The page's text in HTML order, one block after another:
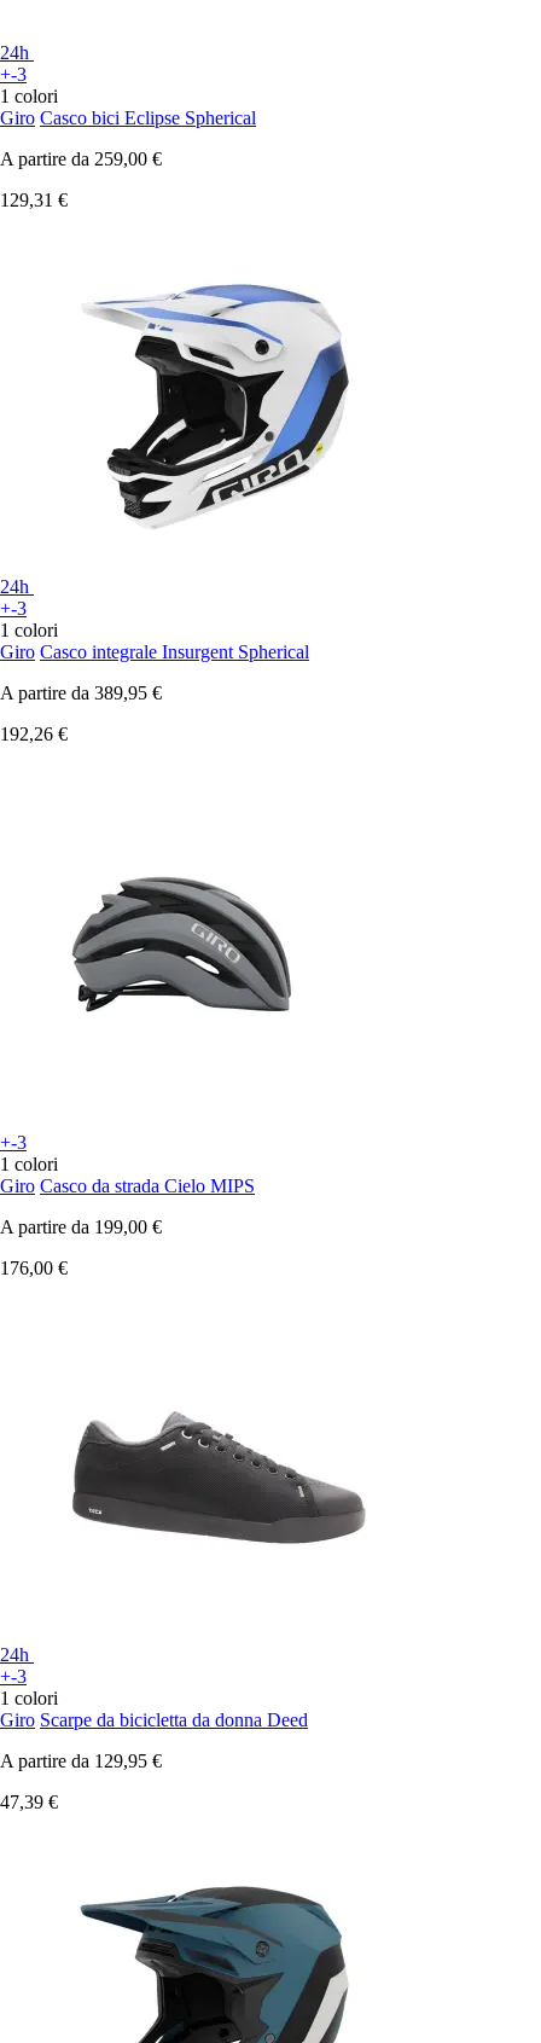
24h
+-3
1 colori
Giro Casco bici Eclipse Spherical
A partire da 259,00 €
129,31 €
24h
+-3
1 colori
Giro Casco integrale Insurgent Spherical
A partire da 389,95 €
192,26 €
+-3
1 colori
Giro Casco da strada Cielo MIPS
A partire da 199,00 €
176,00 €
24h
+-3
1 colori
Giro Scarpe da bicicletta da donna Deed
A partire da 129,95 €
47,39 €